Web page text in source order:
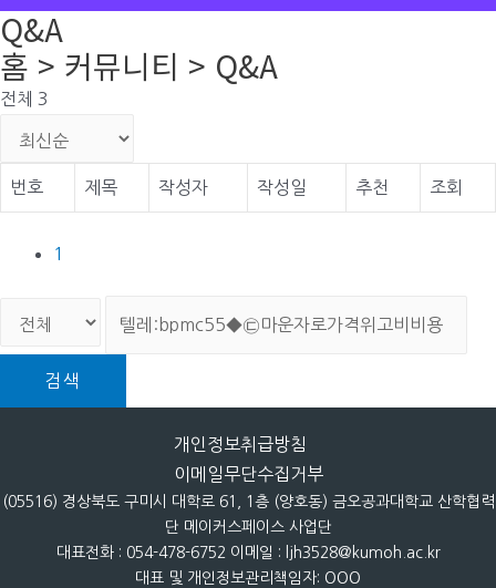
Q&A
홈 > 커뮤니티 > Q&A
전체 3
번호 제목 작성자 작성일 추천 조회
1
검색
개인정보취급방침
이메일무단수집거부
(05516) 경상북도 구미시 대학로 61, 1층 (양호동) 금오공과대학교 산학협력
단 메이커스페이스 사업단
대표전화 : 054-478-6752 이메일 : ljh3528@kumoh.ac.kr
대표 및 개인정보관리책임자: OOO